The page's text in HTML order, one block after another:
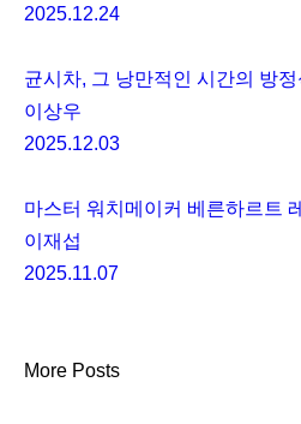
2025.12.24
균시차, 그 낭만적인 시간의 방정
이상우
2025.12.03
마스터 워치메이커 베른하르트
이재섭
2025.11.07
More Posts